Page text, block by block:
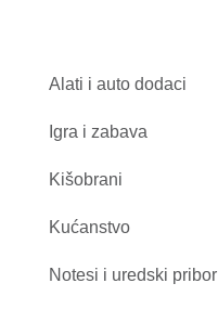
Alati i auto dodaci
Igra i zabava
Kišobrani
Kućanstvo
Notesi i uredski pribor
do